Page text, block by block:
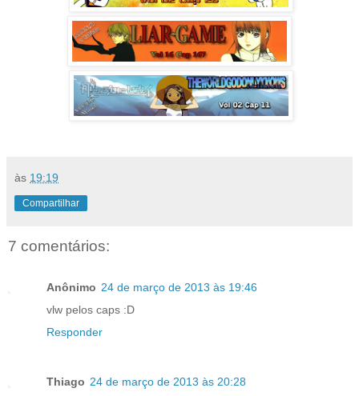
às 19:19
Compartilhar
7 comentários:
Anônimo 24 de março de 2013 às 19:46
vlw pelos caps :D
Responder
Thiago 24 de março de 2013 às 20:28